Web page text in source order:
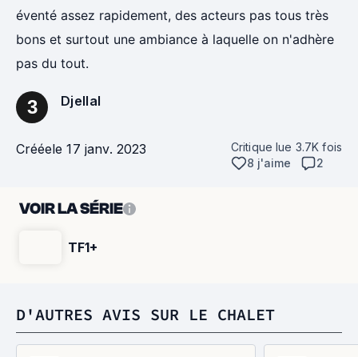
éventé assez rapidement, des acteurs pas tous très
bons et surtout une ambiance à laquelle on n'adhère
pas du tout.
3 Djellal
Crééele 17 janv. 2023 Critique lue 3.7K fois
8 j'aime
2
VOIR LA SÉRIE
TF1+
D'AUTRES AVIS SUR LE CHALET